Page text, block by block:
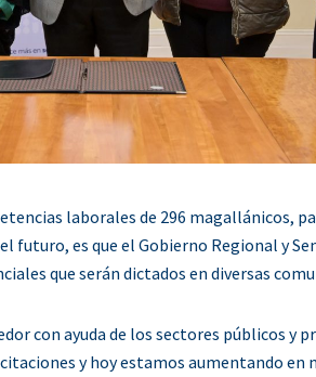
laborales de 296 magallánicos,
futuro, es que el Gobierno Regional y
que serán dictados en diversas
con ayuda de los sectores públicos y
y hoy estamos aumentando en